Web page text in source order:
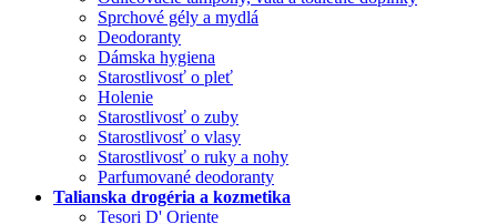
Sprchové gély a mydlá
Deodoranty
Dámska hygiena
Starostlivosť o pleť
Holenie
Starostlivosť o zuby
Starostlivosť o vlasy
Starostlivosť o ruky a nohy
Parfumované deodoranty
Talianska drogéria a kozmetika
Tesori D' Oriente